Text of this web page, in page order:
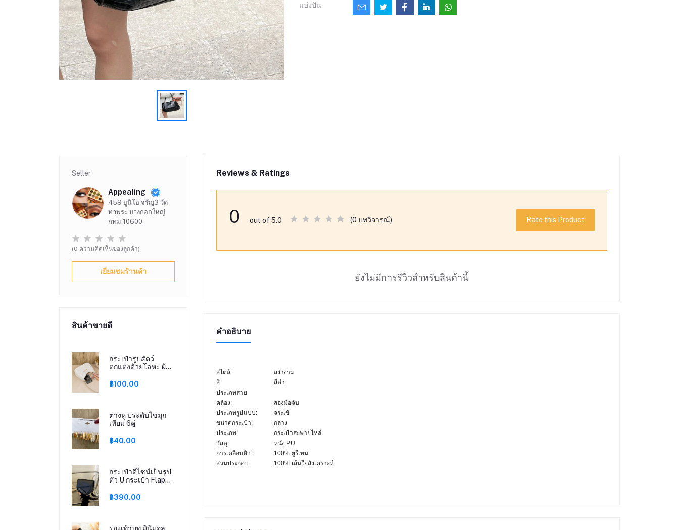
แบ่งปัน
Seller
Appealing
459 ยูนิโอ จรัญ3 วัด
ท่าพระ บางกอกใหญ่
กทม 10600
(0 ความคิดเห็นของลูกค้า)
เยี่ยมชมร้านค้า
สินค้าขายดี
กระเป๋ารูปสัตว์
ตกแต่งด้วยโลหะ ผ้าค
฿100.00
ต่างหู ประดับไข่มุก
เทียม 6คู่
฿40.00
กระเป๋าดีไซน์เป็นรูป
ตัว U กระเป๋า Flap
฿390.00
Reviews & Ratings
0 out of 5.0 (0 บทวิจารณ์) Rate this Product
ยังไม่มีการรีวิวสำหรับสินค้านี้
คำอธิบาย
สไตล์:
สง่างาม
สี:
สีดำ
ประเภทสาย
คล้อง:
สองมือจับ
ประเภทรูปแบบ:
จระเข้
ขนาดกระเป๋า:
กลาง
ประเภท:
กระเป๋าสะพายไหล่
วัสดุ:
หนัง PU
การเคลือบผิว:
100% ยูรีเทน
ส่วนประกอบ:
100% เส้นใยสังเคราะห์